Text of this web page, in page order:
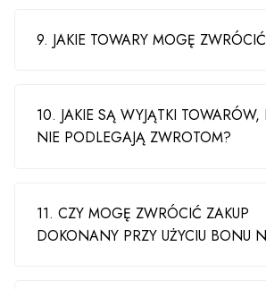
9. JAKIE TOWARY MOGĘ
10. JAKIE SĄ WYJĄTKI TOWARÓW,
NIE PODLEGAJĄ ZWROTOM?
11. CZY MOGĘ ZWRÓCIĆ ZAKUP
DOKONANY PRZY UŻYCIU BONU